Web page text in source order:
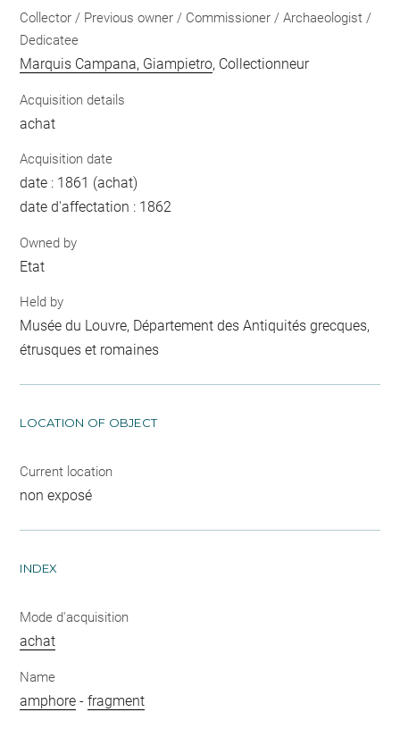
Collector / Previous owner / Commissioner / Archaeologist /
Dedicatee
Marquis Campana, Giampietro, Collectionneur
Acquisition details
achat
Acquisition date
date : 1861 (achat)
date d'affectation : 1862
Owned by
Etat
Held by
Musée du Louvre, Département des Antiquités grecques,
étrusques et romaines
LOCATION OF OBJECT
Current location
non exposé
INDEX
Mode d'acquisition
achat
Name
amphore -fragment